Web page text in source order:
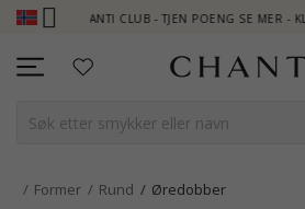
CHANTI CLUB - TJEN POENG SE MER - KLIKK HER
Former Rund Øredobber